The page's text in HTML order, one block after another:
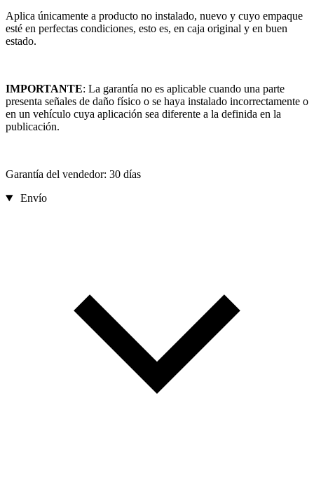
Aplica únicamente a producto no instalado, nuevo y cuyo empaque
esté en perfectas condiciones, esto es, en caja original y en buen
estado.
IMPORTANTE: La garantía no es aplicable cuando una parte
presenta señales de daño físico o se haya instalado incorrectamente o
en un vehículo cuya aplicación sea diferente a la definida en la
publicación.
Garantía del vendedor: 30 días
Envío